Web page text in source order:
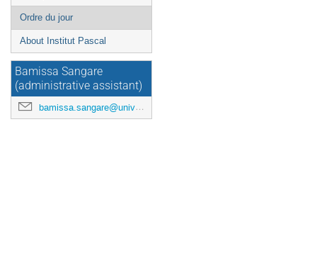
Ordre du jour
About Institut Pascal
Bamissa Sangare
(administrative assistant)
bamissa.sangare@universite-paris-saclay.fr